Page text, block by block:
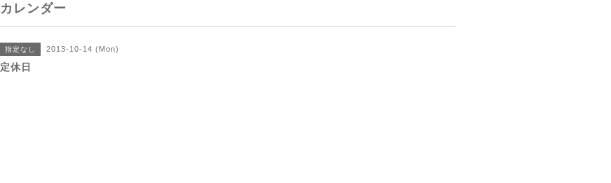
カレンダー
指定なし 2013-10-14 (Mon)
定休日